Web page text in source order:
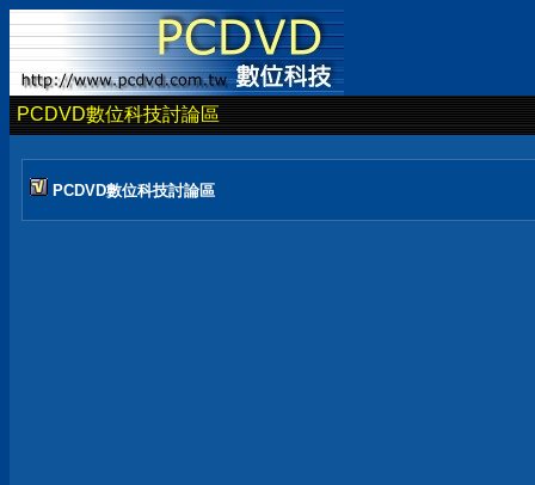
PCDVD數位科技討論區
PCDVD數位科技討論區